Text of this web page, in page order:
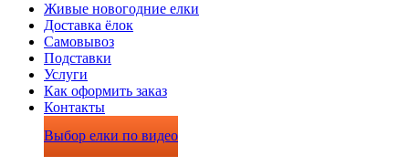
Живые новогодние елки
Доставка ёлок
Самовывоз
Подставки
Услуги
Как оформить заказ
Контакты
Выбор елки по видео